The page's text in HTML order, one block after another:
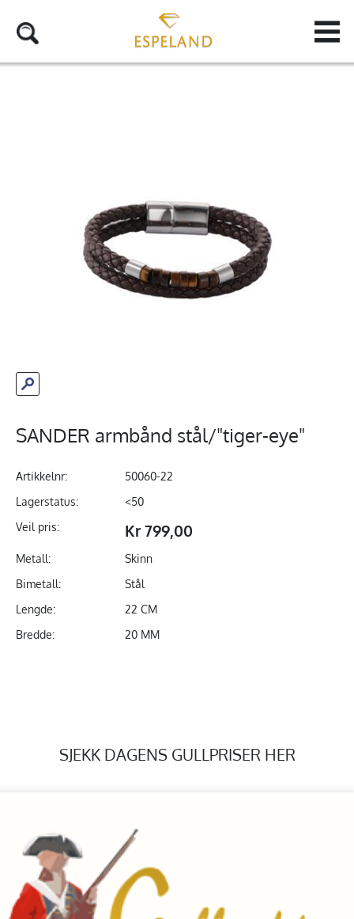
SANDER armbånd stål/"tiger-eye"
Artikkelnr:
50060-22
Lagerstatus:
<50
Veil pris:
Kr 799,00
Metall:
Skinn
Bimetall:
Stål
Lengde:
22 CM
Bredde:
20 MM
SJEKK DAGENS GULLPRISER HER